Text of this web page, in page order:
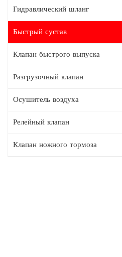
Гидравлический шланг
Быстрый сустав
Клапан быстрого выпуска
Разгрузочный клапан
Осушитель воздуха
Релейный клапан
Клапан ножного тормоза